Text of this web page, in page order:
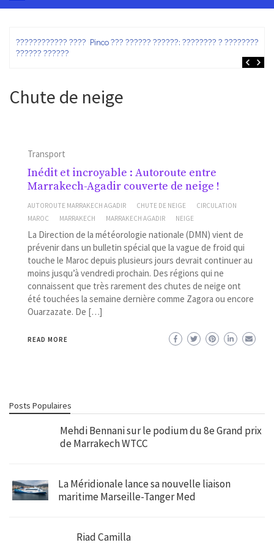
???????????? ???? Pinco ??? ?????? ??????: ???????? ? ???????? ?
?????? ??????
Chute de neige
Transport
Inédit et incroyable : Autoroute entre
Marrakech-Agadir couverte de neige !
AUTOROUTE MARRAKECH AGADIR CHUTE DE NEIGE
CIRCULATION
MAROC
MARRAKECH MARRAKECH AGADIR NEIGE
La Direction de la météorologie nationale (DMN) vient de
prévenir dans un bulletin spécial que la vague de froid qui
touche le Maroc depuis plusieurs jours devrait continuer au
moins jusqu’à vendredi prochain. Des régions qui ne
connaissent que très rarement des chutes de neige ont
été touchées la semaine dernière comme Zagora ou encore
Ouarzazate. De […]
READ MORE
Posts Populaires
Mehdi Bennani sur le podium du 8e Grand prix
de Marrakech WTCC
La Méridionale lance sa nouvelle liaison
maritime Marseille-Tanger Med
Riad Camilla